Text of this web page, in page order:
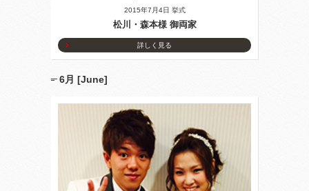
2015年7月4日 挙式
松川・森本様 御両家
詳しく見る
6月 [June]